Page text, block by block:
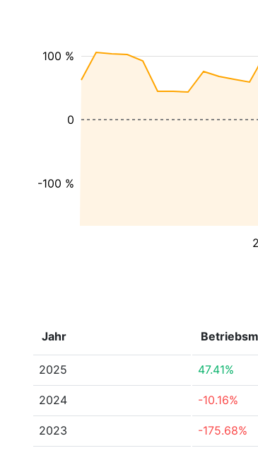
-100 %
100 %
0
Jahr
2025 47.41%
2024 -10.16%
2023 -175.68%